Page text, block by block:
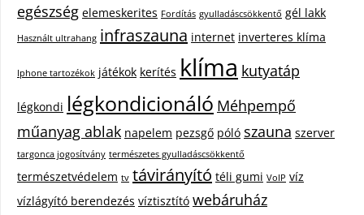
egészség elemeskerites Fordítás gyulladáscsökkentő gél lakk
Használt ultrahang infraszauna internet inverteres klíma
Iphone tartozékok játékok kerítés klíma kutyatáp
légkondi légkondicionáló Méhpempő
műanyag ablak napelem pezsgő póló szauna szerver
targonca jogosítvány természetes gyulladáscsökkentő
természetvédelem tv távirányító téli gumi VoIP víz
vízlágyító berendezés víztisztító webáruház